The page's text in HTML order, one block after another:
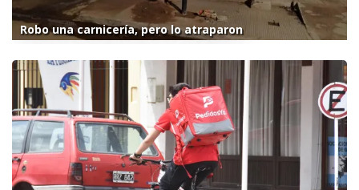
Robo una carnicería, pero lo atraparon